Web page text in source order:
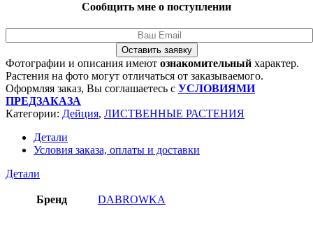
Сообщить мне о поступлении
Оставить заявку
Фотографии и описания имеют ознакомительный характер.
Растения на фото могут отличаться от заказываемого.
Оформляя заказ, Вы соглашаетесь с УСЛОВИЯМИ
ПРЕДЗАКАЗА
Категории: Дейция, ЛИСТВЕННЫЕ РАСТЕНИЯ
Детали
Условия заказа, оплаты и доставки
Детали
Бренд DABROWKA